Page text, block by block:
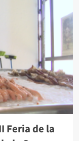
Feria de la